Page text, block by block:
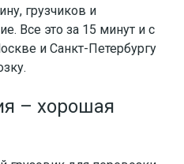
грузчиков и
Все это за 15 минут и с
и Санкт-Петербургу
– хорошая